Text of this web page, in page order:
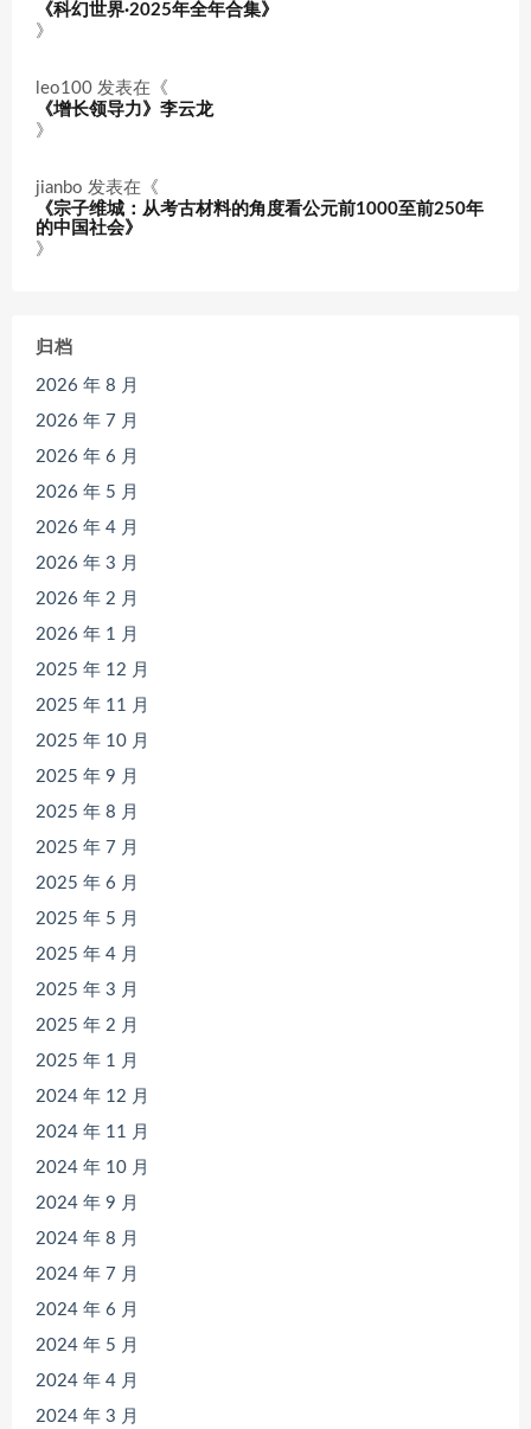
《科幻世界·2025年全年合集》
》
leo100 发表在《
《增长领导力》李云龙
》
jianbo 发表在《
《宗子维城：从考古材料的角度看公元前1000至前250年
的中国社会》
》
归档
2026 年 8 月
2026 年 7 月
2026 年 6 月
2026 年 5 月
2026 年 4 月
2026 年 3 月
2026 年 2 月
2026 年 1 月
2025 年 12 月
2025 年 11 月
2025 年 10 月
2025 年 9 月
2025 年 8 月
2025 年 7 月
2025 年 6 月
2025 年 5 月
2025 年 4 月
2025 年 3 月
2025 年 2 月
2025 年 1 月
2024 年 12 月
2024 年 11 月
2024 年 10 月
2024 年 9 月
2024 年 8 月
2024 年 7 月
2024 年 6 月
2024 年 5 月
2024 年 4 月
2024 年 3 月